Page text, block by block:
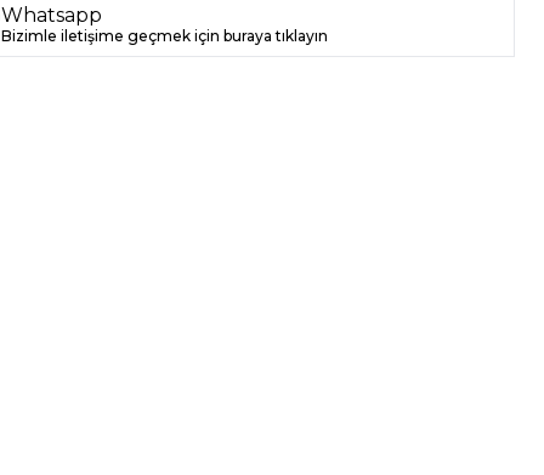
Whatsapp
Bizimle iletişime geçmek için buraya tıklayın